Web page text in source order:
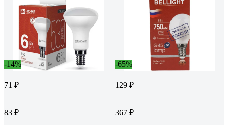
-14%
71 ₽
83 ₽
-65%
129 ₽
367 ₽